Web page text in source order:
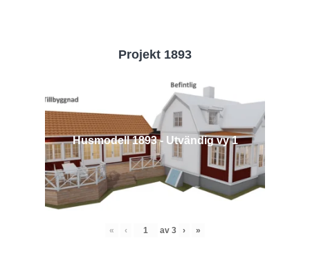
Projekt 1893
Husmodell 1893 - Utvändig vy 1
« ‹ av 3 › »